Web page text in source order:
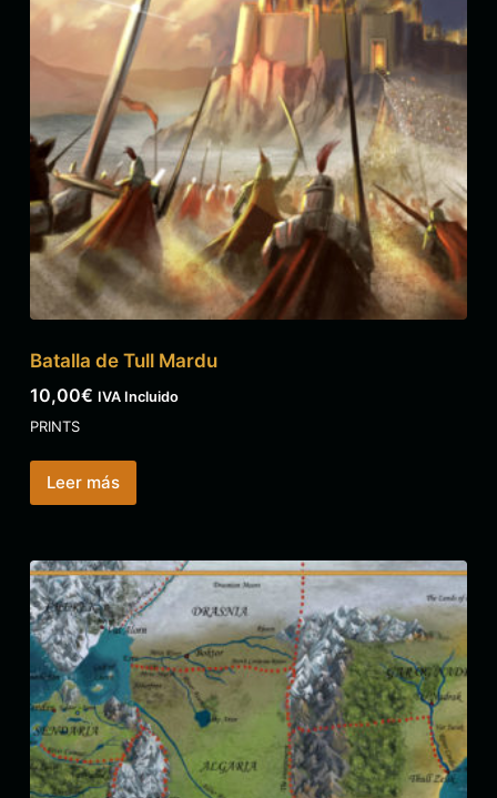
Batalla de Tull Mardu
10,00€ IVA Incluido
PRINTS
Leer más